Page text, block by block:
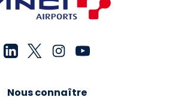
Nous connaître